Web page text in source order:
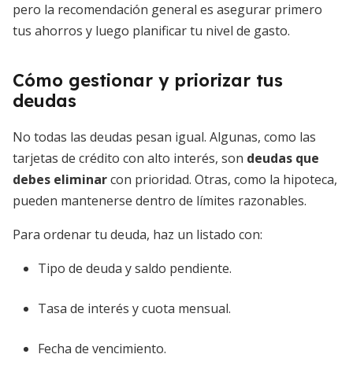
pero la recomendación general es asegurar primero
tus ahorros y luego planificar tu nivel de gasto.
Cómo gestionar y priorizar tus
deudas
No todas las deudas pesan igual. Algunas, como las
tarjetas de crédito con alto interés, son deudas que
debes eliminarcon prioridad. Otras, como la hipoteca,
pueden mantenerse dentro de límites razonables.
Para ordenar tu deuda, haz un listado con:
Tipo de deuda y saldo pendiente.
Tasa de interés y cuota mensual.
Fecha de vencimiento.